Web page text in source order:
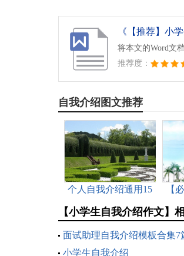
《【推荐】小
将本文的Word文
推荐度：
自我介绍图文推荐
个人自我介绍通用15
【
【小学生自我介绍作文】
面试助理自我介绍模板合集7
小学生自我介绍